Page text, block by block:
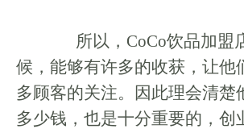
所以，CoCo饮品加盟
候，能够有许多的收获，让
多顾客的关注。因此理会清
多少钱，也是十分重要的，